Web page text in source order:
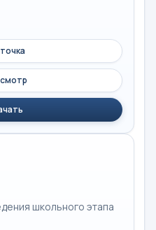
школьного этапа